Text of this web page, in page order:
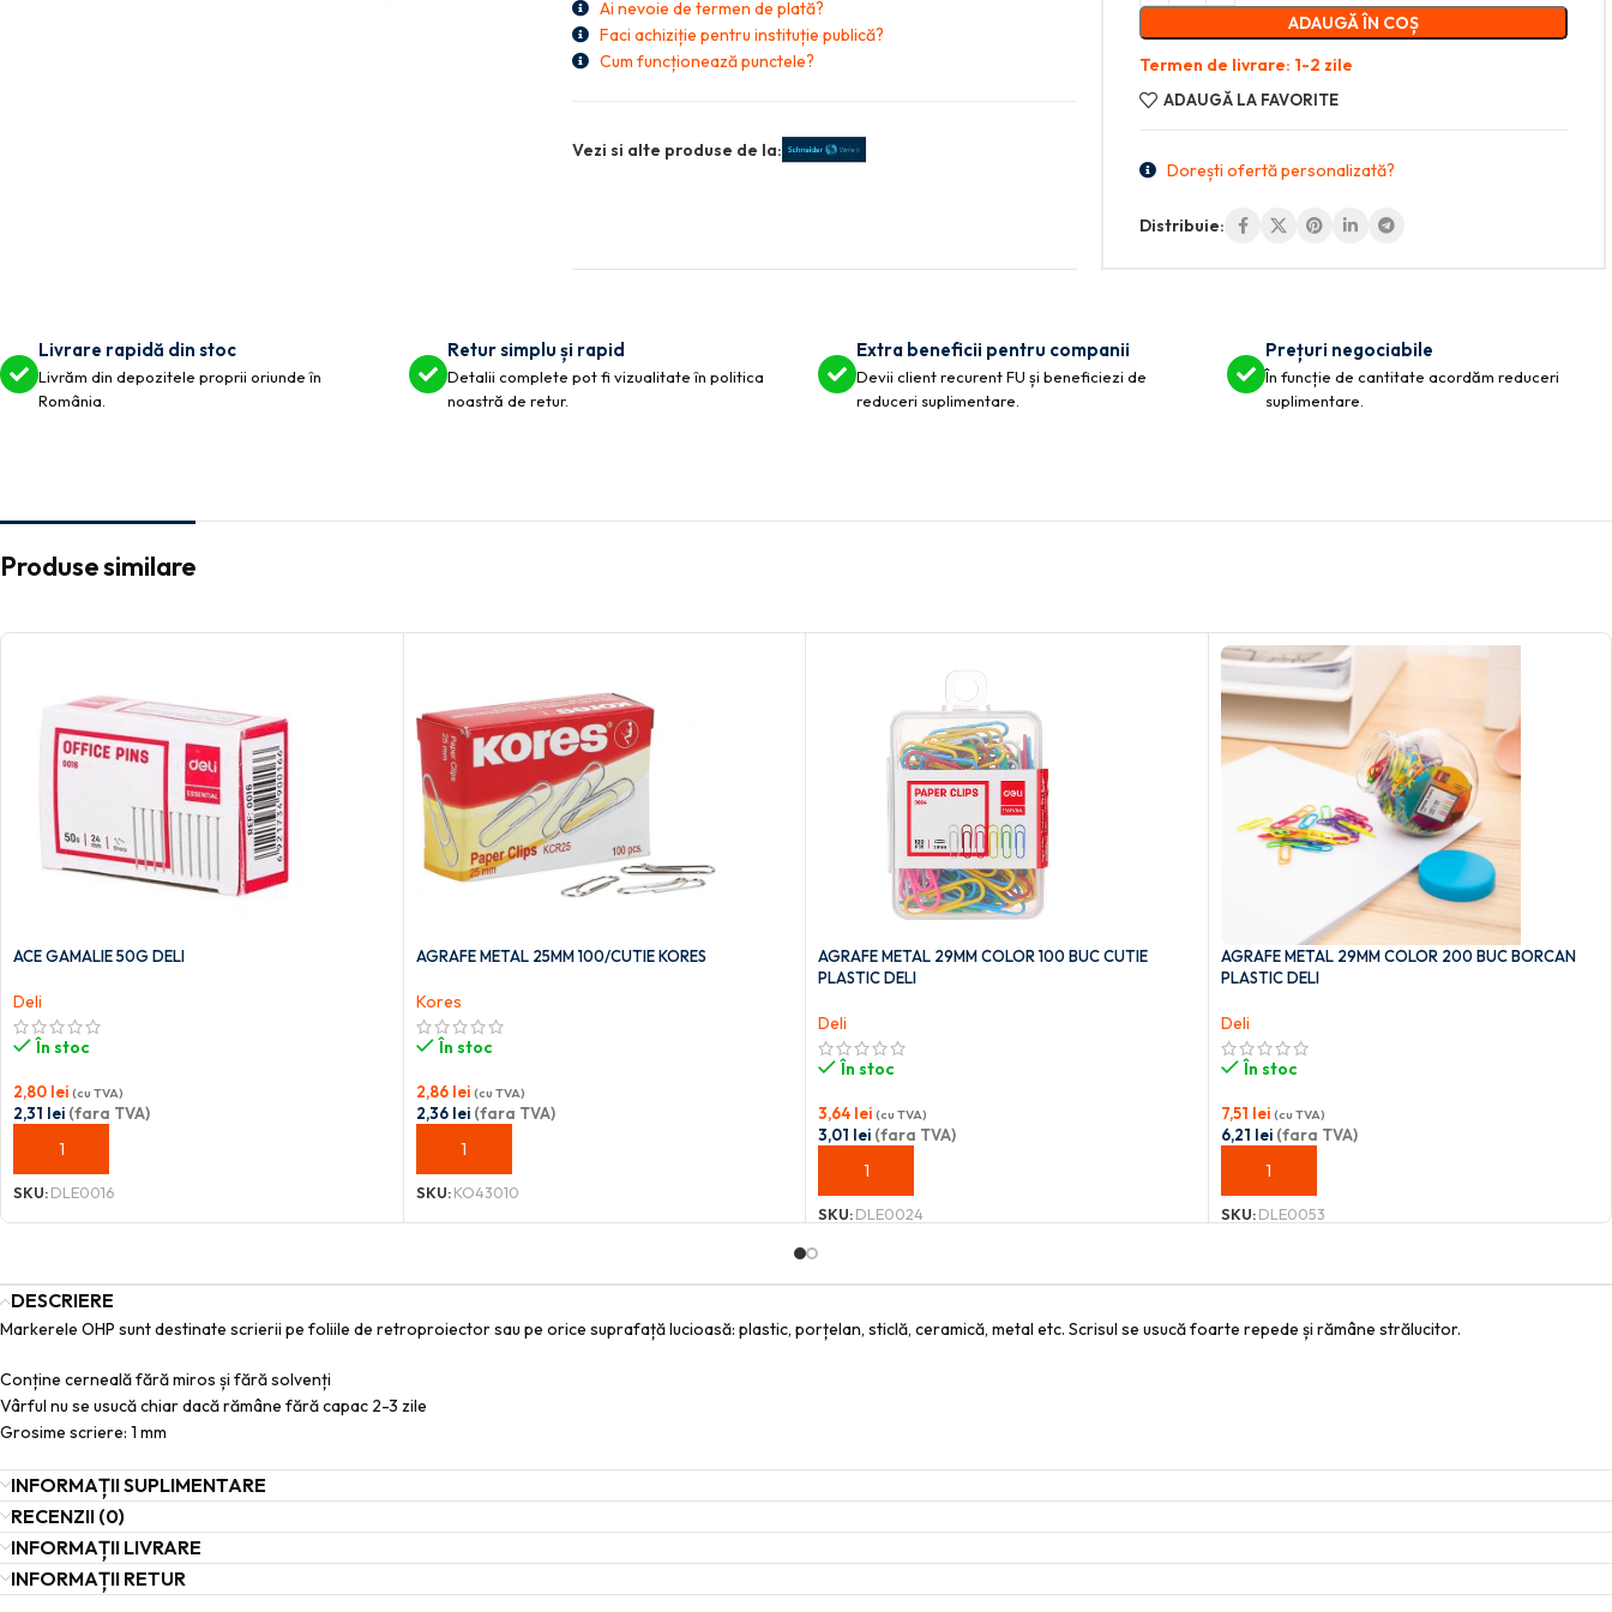
Ai nevoie de termen de plată?
Faci achiziție pentru instituție publică?
Cum funcționează punctele?
Vezi si alte produse de la:
ADAUGĂ ÎN COȘ
Termen de livrare: 1-2 zile
ADAUGĂ LA FAVORITE
Dorești ofertă personalizată?
Distribuie:
Livrare rapidă din stoc
Livrăm din depozitele proprii oriunde în
România.
Retur simplu și rapid
Detalii complete pot fi vizualitate în politica
noastră de retur.
Extra beneficii pentru companii
Devii client recurent FU și beneficiezi de
reduceri suplimentare.
Prețuri negociabile
În funcție de cantitate acordăm reduceri
suplimentare.
Produse similare
ACE GAMALIE 50G DELI
Deli
În stoc
2,80 lei (cu TVA)
2,31 lei (fara TVA)
ADAUGĂ ÎN COȘ
SKU:DLE0016
AGRAFE METAL 25MM 100/CUTIE KORES
Kores
În stoc
2,86 lei (cu TVA)
2,36 lei(fara TVA)
ADAUGĂ ÎN COȘ
SKU:KO43010
AGRAFE METAL 29MM COLOR 100 BUC CUTIE
PLASTIC DELI
Deli
În stoc
3,64 lei (cu TVA)
3,01 lei (fara TVA)
ADAUGĂ ÎN COȘ
SKU:DLE0024
AGRAFE METAL 29MM COLOR 200 BUC BORCAN
PLASTIC DELI
Deli
În stoc
7,51 lei (cu TVA)
6,21 lei(fara TVA)
ADAUGĂ ÎN COȘ
SKU:DLE0053
DESCRIERE
Markerele OHP sunt destinate scrierii pe foliile de retroproiector sau pe orice suprafață lucioasă: plastic, porțelan, sticlă, ceramică, metal etc. Scrisul se usucă foarte repede și rămâne strălucitor.
Conține cerneală fără miros și fără solvenți
Vârful nu se usucă chiar dacă rămâne fără capac 2-3 zile
Grosime scriere: 1 mm
INFORMAȚII SUPLIMENTARE
RECENZII (0)
INFORMAȚII LIVRARE
INFORMAȚII RETUR